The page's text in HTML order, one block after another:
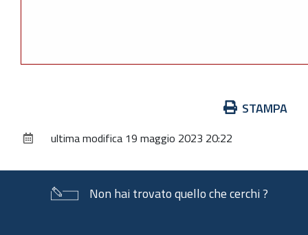
documento
STAMPA
ultima modifica 19 maggio 2023 20:22
Non hai trovato quello che cerchi ?